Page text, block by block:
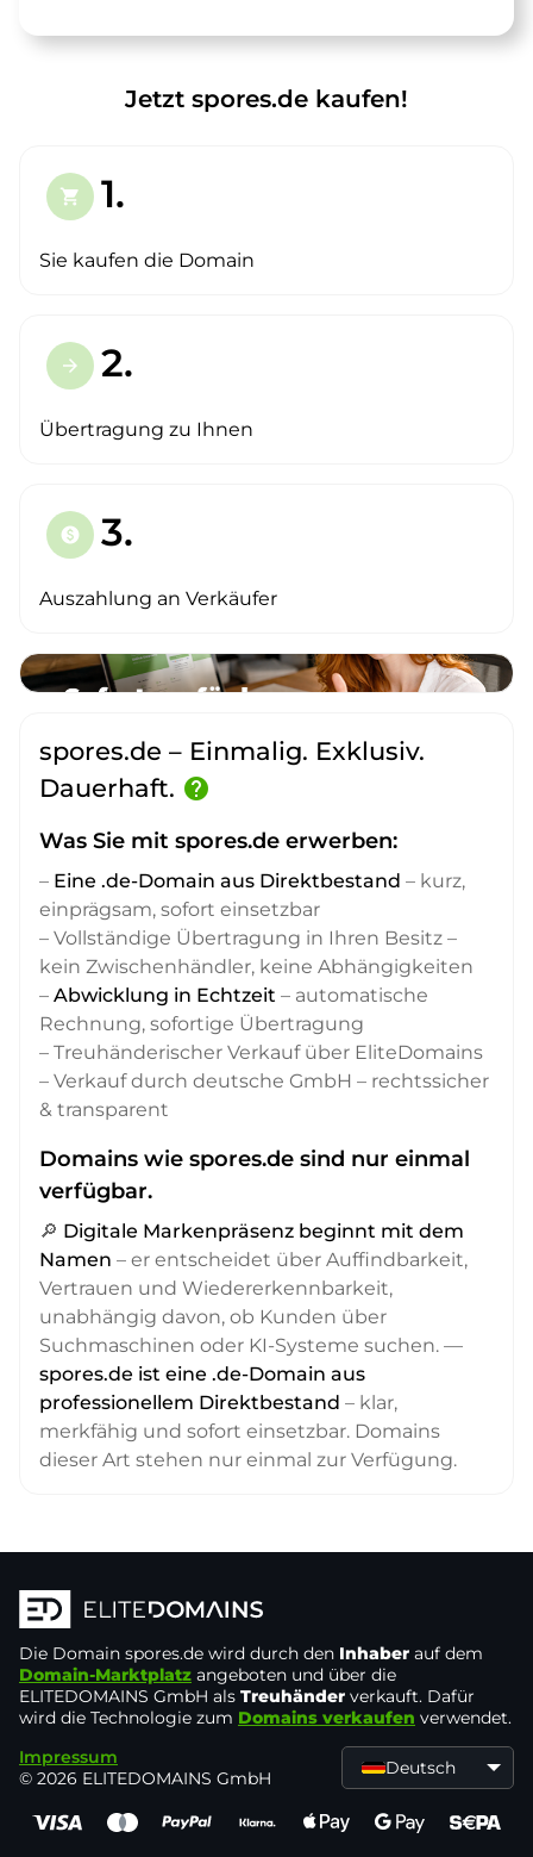
Jetzt spores.de kaufen!
shopping_cart 1.
Sie kaufen die Domain
arrow_forward 2.
Übertragung zu Ihnen
paid 3.
Auszahlung an Verkäufer
spores.de – Einmalig. Exklusiv.
Dauerhaft. help
Was Sie mit spores.de erwerben:
– Eine .de-Domain aus Direktbestand – kurz,
einprägsam, sofort einsetzbar
– Vollständige Übertragung in Ihren Besitz –
kein Zwischenhändler, keine Abhängigkeiten
– Abwicklung in Echtzeit – automatische
Rechnung, sofortige Übertragung
– Treuhänderischer Verkauf über EliteDomains
– Verkauf durch deutsche GmbH – rechtssicher
& transparent
Domains wie spores.de sind nur einmal
verfügbar.
🔎 Digitale Markenpräsenz beginnt mit dem
Namen – er entscheidet über Auffindbarkeit,
Vertrauen und Wiedererkennbarkeit,
unabhängig davon, ob Kunden über
Suchmaschinen oder KI-Systeme suchen. —
spores.de ist eine .de-Domain aus
professionellem Direktbestand – klar,
merkfähig und sofort einsetzbar. Domains
dieser Art stehen nur einmal zur Verfügung.
Die Domain spores.de wird durch den Inhaber auf dem
Domain-Marktplatz angeboten und über die
ELITEDOMAINS GmbH als Treuhänder verkauft. Dafür
wird die Technologie zum Domains verkaufen verwendet.
Impressum
© 2026 ELITEDOMAINS GmbH
Deutsch